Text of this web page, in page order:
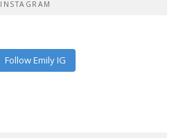
INSTAGRAM
Follow Emily IG